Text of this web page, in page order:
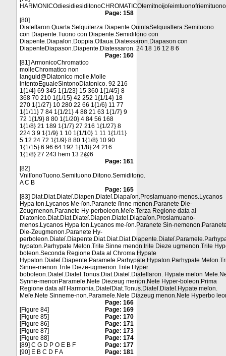
Page: 158
[80]
Diateſſaron.Quarta.Seſquiterza.Diapente.QuintaSeſquialtera.Semituono
con Diapente.Tuono con Diapente.Semiditono con
Diapente.Diapaſon.Doppia.Ottaua.Diatessaron.Diapason con
DiapenteDiapason.Diapente.Diatessaron. 24 18 16 12 8 6
Page: 160
[81] ArmonicoChromatico
molleChromatico non
languid@Diatonico molle.Molle
intentoEgualeSintonoDiatonico. 92 216
1{1/4} 69 345 1{1/23} 15 360 1{1/45} 8
368 70 210 1{1/15} 42 252 1{1/14} 18
270 1{1/27} 10 280 22 66 1{1/6} 11 77
1{1/11} 7 84 1{1/21} 4 88 21 63 1{1/7} 9
72 1{1/9} 8 80 1{1/20} 4 84 56 168
1{1/8} 21 189 1{1/7} 27 216 1{1/27} 8
224 3 9 1{1/9} 1 10 1{1/10} 1 11 1{1/11}
5 12 24 72 1{1/9} 8 80 1{1/8} 10 90
1{1/15} 6 96 64 192 1{1/8} 24 216
1{1/8} 27 243 hem 13 2@6
Page: 161
[82]
VniſſonoTuono.Semituono.Ditono.Semiditono.
A C B
Page: 165
[83] Diat.Diat.Diateſ.Diapen.Diateſ.Diapaſon.Proslamuano-menos.Lycanos
Hypa ton.Lycanos Me-ſon.Paranete ſinne menon.Paranete Die-
Zeugmenon.Paranete Hy-perboleon.Meſe.Terza Regione data al
Diatonico.Diat.Diat.Diateſ.Diapen.Diateſ.Diapaſon.Proslamuano-
menos.Lycanos Hypa ton.Lycanos me-ſon.Paranete Sin-
Die-Zeugmenon.Paranete Hy-
hypaton.Parhypate Meſon.Trite Sinne menon.trite Dieze ugmenon.Trite
boleon.Seconda Regione Data al Chroma.Hypate
Hypaton.Diateſ.Diapente.Parameſe.Parhypate Hypaton.Parhypate
Sinne-menon.Trite Dieze-ugmenon.Trite Hyper
boboleon.Diateſ.Diateſ.Tonus.Diat.Diateſ.Diateſſaron. Hypate meſon
Synne-menonParameſe.Nete Diezeug menon.Nete Hyper-boleon.Prima
Regione data all’Harmonia.DiateſDiat.Tonus.Diateſ.Diateſ.Hypate meſon.
Meſe.Nete Sinneme-non.Parameſe.Nete Diazeug menon.Nete Hyperbo
Page: 166
[Figure 84]
Page: 169
[Figure 85]
Page: 170
[Figure 86]
Page: 171
[Figure 87]
Page: 173
[Figure 88]
Page: 174
[89] C G D P O E B F
Page: 177
[90] E B C D F A
Page: 181